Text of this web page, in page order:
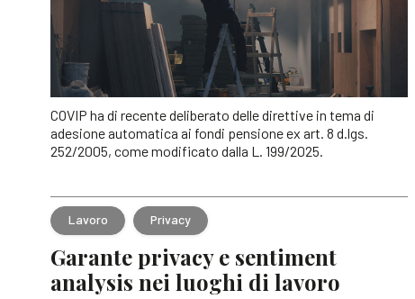
COVIP ha di recente deliberato delle direttive in tema di
adesione automatica ai fondi pensione ex art. 8 d.lgs.
252/2005, come modificato dalla L. 199/2025.
Lavoro Privacy
Garante privacy e sentiment
analysis nei luoghi di lavoro